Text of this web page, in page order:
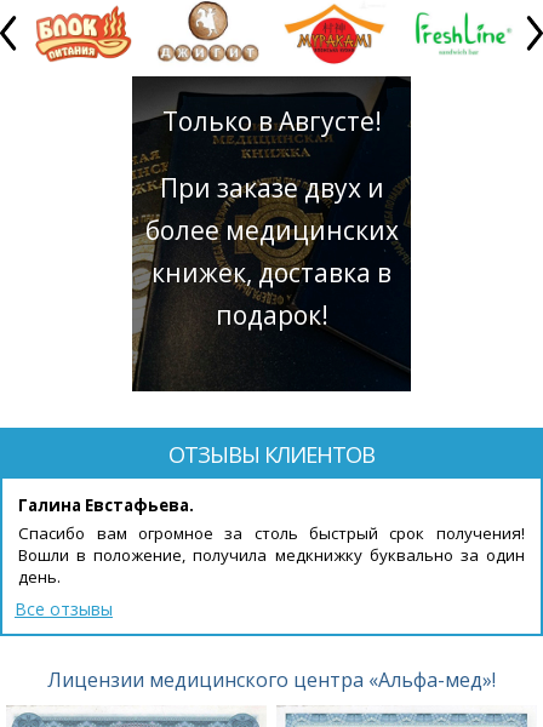
Только в Августе!
При заказе двух и
более медицинских
книжек, доставка в
подарок!
ОТЗЫВЫ КЛИЕНТОВ
Галина Евстафьева.
Спасибо вам огромное за столь быстрый срок получения!
Вошли в положение, получила медкнижку буквально за один
день.
Все отзывы
Лицензии медицинского центра «Альфа-мед»!